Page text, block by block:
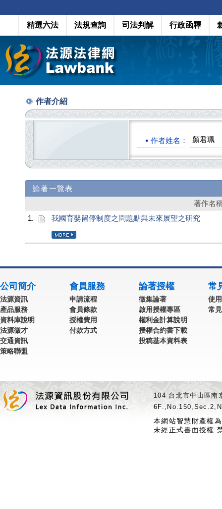
精選六法 法規查詢 司法判解 行政函釋
作者介紹
作者姓名： 顏君珮
論著一覽表
著作名
1.
我國育嬰留停制度之問題點與未來展望之研究
公司簡介
法源資訊
產品服務
資料庫說明
法源徵才
交通資訊
策略聯盟
會員服務
申請流程
會員條款
授權費用
付款方式
論著授權
徵集論著
啟用授權專區
權利金計算說明
授權合約書下載
投稿基本資料表
常
使
常
104 台北市中山區
本網站智慧財產權
未經正式書面授權